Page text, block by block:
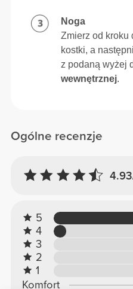
Ogólne recenzje
5
4
3
2
1
Komfort
Noga
Zmierz od kroku
kostki, a
z podaną wyżej
wewnętrznej.